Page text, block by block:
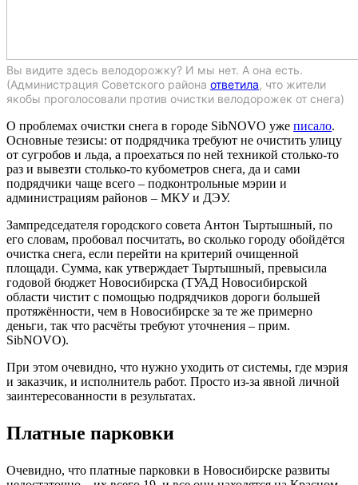
Вы видите здесь велодорожку? И мы нет. А она есть.
(Администрация Советского района ответила, что жители
якобы проголосовали против очистки велодорожек от снега)
О проблемах очистки снега в городе SibNOVO уже писало.
Основные тезисы: от подрядчика требуют не очистить улицу
от сугробов и льда, а проехаться по ней техникой столько-то
раз и вывезти столько-то кубометров снега, да и сами
подрядчики чаще всего – подконтрольные мэрии и
администрациям районов – МКУ и ДЭУ.
Зампредседателя городского совета Антон Тыртышный, по
его словам, пробовал посчитать, во сколько городу обойдётся
очистка снега, если перейти на критерий очищенной
площади. Сумма, как утверждает Тыртышный, превысила
годовой бюджет Новосибирска (ТУАД Новосибирской
области чистит с помощью подрядчиков дороги большей
протяжённости, чем в Новосибирске за те же примерно
деньги, так что расчёты требуют уточнения – прим.
SibNOVO).
При этом очевидно, что нужно уходить от системы, где мэрия
и заказчик, и исполнитель работ. Просто из-за явной личной
заинтересованности в результатах.
Платные парковки
Очевидно, что платные парковки в Новосибирске развиты